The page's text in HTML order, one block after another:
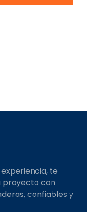
experiencia, te
proyecto con
confiables y